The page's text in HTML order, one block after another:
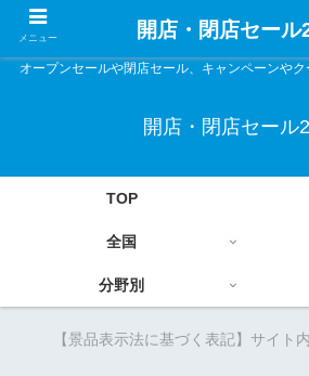
オープンセールや閉店セール、キャンペーンや
開店・閉店セール
TOP
全国
分野別
【景品表示法に基づく表記】サイト
メニュー 開店・閉店セール